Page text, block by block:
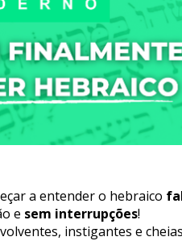
a entender o hebraico
e sem interrupções!
instigantes e